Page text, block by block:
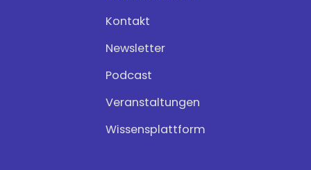
Kontakt
Newsletter
Podcast
Veranstaltungen
Wissensplattform